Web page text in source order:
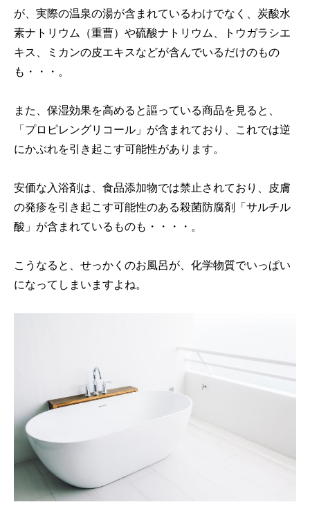
が、実際の温泉の湯が含まれているわけでなく、炭酸水
素ナトリウム（重曹）や硫酸ナトリウム、トウガラシエ
キス、ミカンの皮エキスなどが含んでいるだけのもの
も・・・。
また、保湿効果を高めると謳っている商品を見ると、
「プロピレングリコール」が含まれており、これでは逆
にかぶれを引き起こす可能性があります。
安価な入浴剤は、食品添加物では禁止されており、皮膚
の発疹を引き起こす可能性のある殺菌防腐剤「サルチル
酸」が含まれているものも・・・・。
こうなると、せっかくのお風呂が、化学物質でいっぱい
になってしまいますよね。